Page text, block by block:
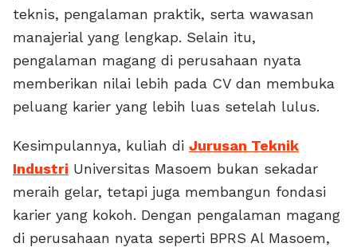
teknis, pengalaman praktik, serta wawasan
manajerial yang lengkap. Selain itu,
pengalaman magang di perusahaan nyata
memberikan nilai lebih pada CV dan membuka
peluang karier yang lebih luas setelah lulus.
Kesimpulannya, kuliah di Jurusan Teknik
Industri Universitas Masoem bukan sekadar
meraih gelar, tetapi juga membangun fondasi
karier yang kokoh. Dengan pengalaman magang
di perusahaan nyata seperti BPRS Al Masoem,